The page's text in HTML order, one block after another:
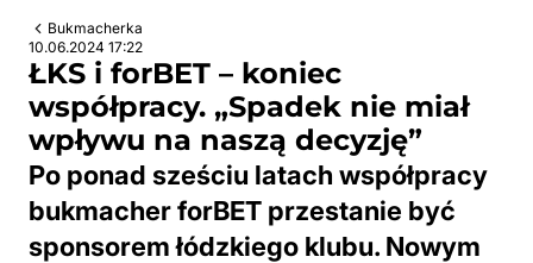
Bukmacherka
10.06.2024 17:22
ŁKS i forBET – koniec
współpracy. „Spadek nie miał
wpływu na naszą decyzję”
Po ponad sześciu latach współpracy
bukmacher forBET przestanie być
sponsorem łódzkiego klubu. Nowym